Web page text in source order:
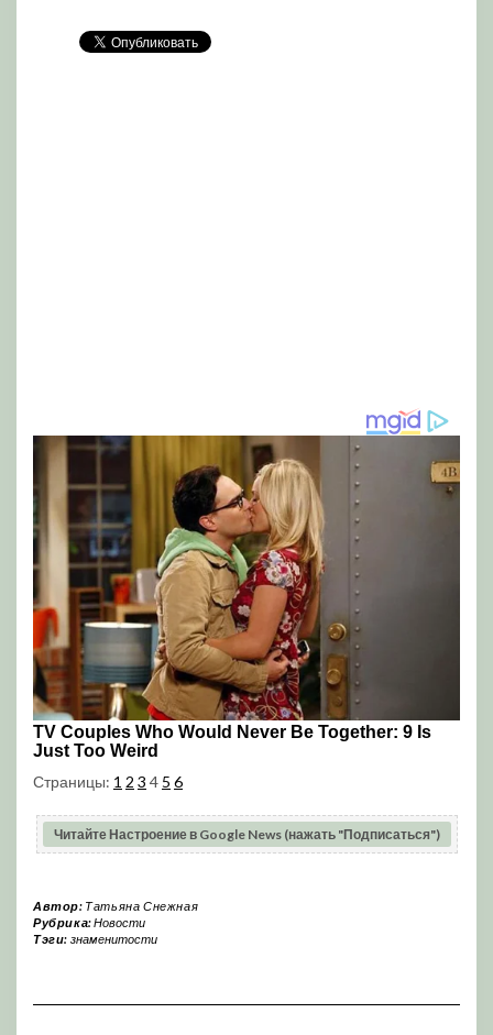
Страницы: 1 2 3 4 5 6
Читайте Настроение в Google News (нажать "Подписаться")
Автор: Татьяна Снежная
Рубрика:Новости
Тэги: знаменитости